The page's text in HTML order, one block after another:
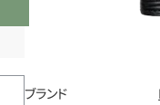
ブランド